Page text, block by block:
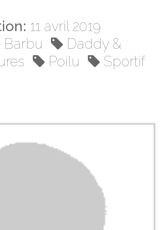
11 avril 2019
Barbu
Daddy &
Poilu Sportif